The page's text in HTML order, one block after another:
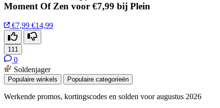
Moment Of Zen voor €7,99 bij Plein
€7,99 €14,99
111
0
Soldenjager
Populaire winkels Populaire categorieën
Werkende promos, kortingscodes en solden voor augustus 2026